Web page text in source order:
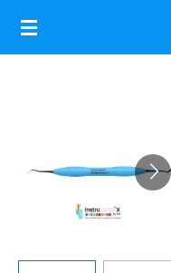
Ga
direct
naar